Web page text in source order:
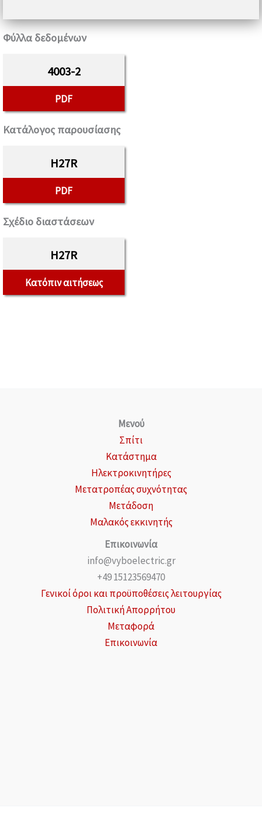
Φύλλα δεδομένων
4003-2
PDF
Κατάλογος παρουσίασης
H27R
PDF
Σχέδιο διαστάσεων
H27R
Κατόπιν αιτήσεως
Μενού
Σπίτι
Κατάστημα
Ηλεκτροκινητήρες
Μετατροπέας συχνότητας
Μετάδοση
Μαλακός εκκινητής
Επικοινωνία
info@vyboelectric.gr
+49 15123569470
Γενικοί όροι και προϋποθέσεις λειτουργίας
Πολιτική Απορρήτου
Μεταφορά
Επικοινωνία